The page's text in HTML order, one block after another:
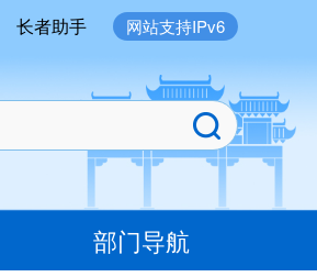
长者助手 网站支持IPv6
部门导航